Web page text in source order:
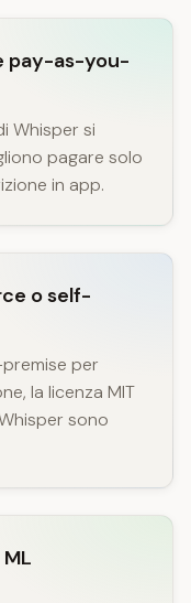
pay-as-you-
Whisper si
pagare solo
in app.
o self-
per
la licenza MIT
sono